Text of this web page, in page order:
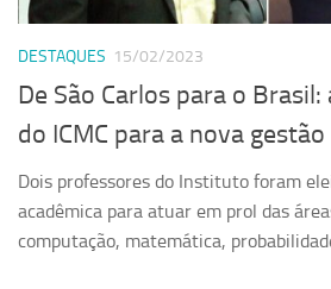
Localização
DESTAQUES 15/02/2023
De São Carlos para o
do ICMC para a nova gestão
Dois professores do Instituto foram
acadêmica para atuar em prol das
computação, matemática,